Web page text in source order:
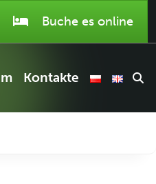
Buche es online
Kontakte